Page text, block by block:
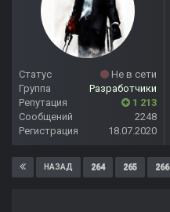
Статус
Не в сети
Группа
Разработчики
Репутация
1 213
Сообщений
2248
Регистрация
18.07.2020
НАЗАД 264 265 266